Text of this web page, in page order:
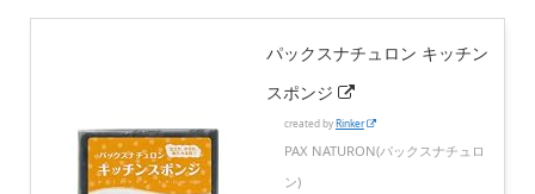
パックスナチュロン キッチン
スポンジ
created byRinker
PAX NATURON(パックスナチュロ
ン)